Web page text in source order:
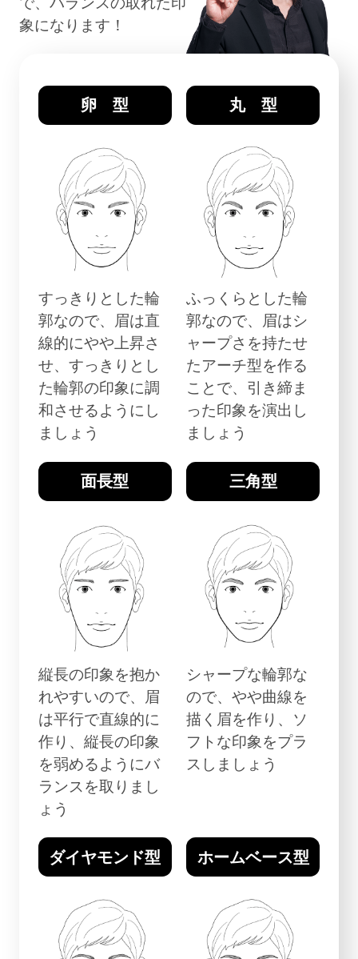
象になります！
卵 型
すっきりとした輪
郭なので、眉は直
線的にやや上昇さ
せ、すっきりとし
た輪郭の印象に調
和させるようにし
ましょう
丸 型
ふっくらとした輪
郭なので、眉はシ
ャープさを持たせ
たアーチ型を作る
ことで、引き締ま
った印象を演出し
ましょう
面長型
縦長の印象を抱か
れやすいので、眉
は平行で直線的に
作り、縦長の印象
を弱めるようにバ
ランスを取りまし
ょう
三角型
シャープな輪郭な
ので、やや曲線を
描く眉を作り、ソ
フトな印象をプラ
スしましょう
ダイヤモンド型 ホームベース型